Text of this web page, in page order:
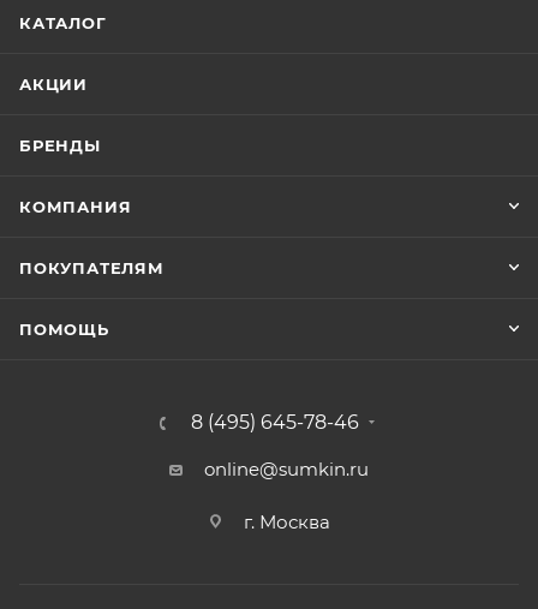
КАТАЛОГ
АКЦИИ
БРЕНДЫ
КОМПАНИЯ
ПОКУПАТЕЛЯМ
ПОМОЩЬ
8 (495) 645-78-46
online@sumkin.ru
г. Москва